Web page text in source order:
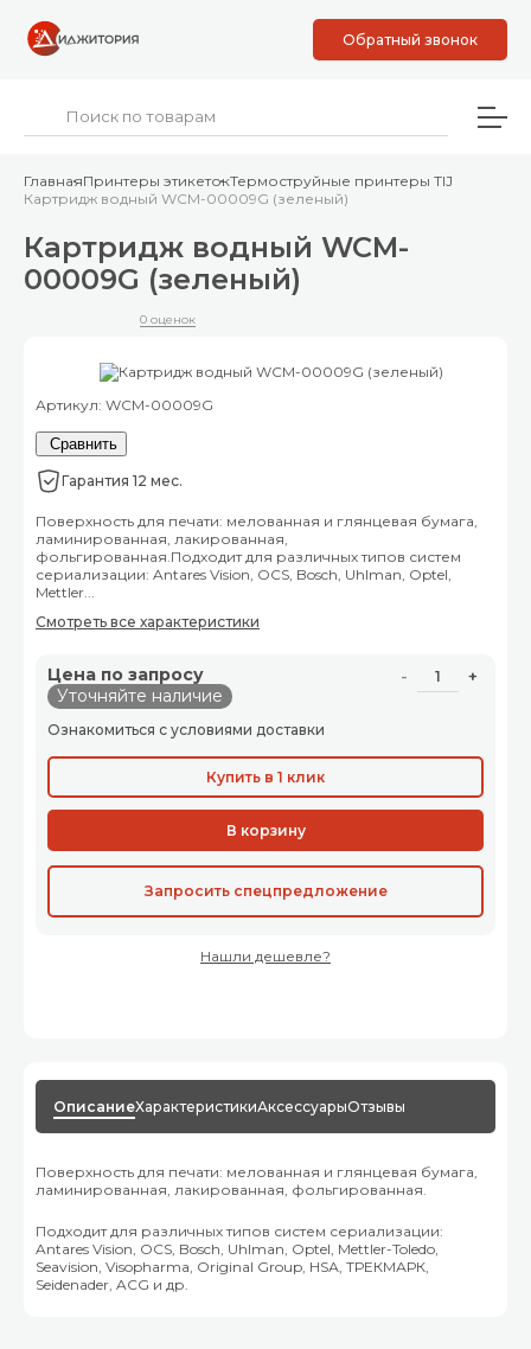
Обратный звонок
ГлавнаяПринтеры этикетокТермоструйные принтеры TIJ
Картридж водный WCM-00009G (зеленый)
Картридж водный WCM-
00009G (зеленый)
0 оценок
Артикул: WCM-00009G
Сравнить
Гарантия 12 мес.
Поверхность для печати: мелованная и глянцевая бумага,
ламинированная, лакированная,
фольгированная.Подходит для различных типов систем
сериализации: Antares Vision, OCS, Bosch, Uhlman, Optel,
Mettler...
Смотреть все характеристики
Цена по запросу
Уточняйте наличие
- +
Ознакомиться с условиями доставки
Купить в 1 клик
В корзину
Запросить спецпредложение
Нашли дешевле?
ОписаниеХарактеристикиАксессуарыОтзывы
Поверхность для печати: мелованная и глянцевая бумага,
ламинированная, лакированная, фольгированная.
Подходит для различных типов систем сериализации:
Antares Vision, OCS, Bosch, Uhlman, Optel, Mettler-Toledo,
Seavision, Visopharma, Original Group, HSА, ТРЕКМАРК,
Seidenader, ACG и др.